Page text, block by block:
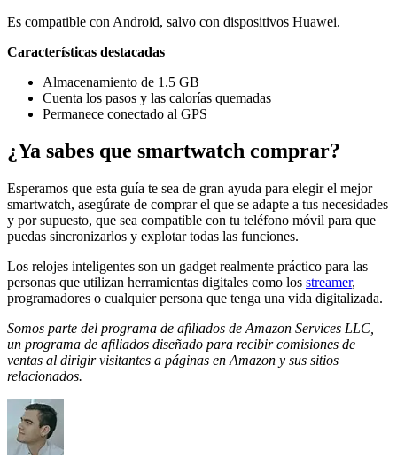
Es compatible con Android, salvo con dispositivos Huawei.
Características destacadas
Almacenamiento de 1.5 GB
Cuenta los pasos y las calorías quemadas
Permanece conectado al GPS
¿Ya sabes que smartwatch comprar?
Esperamos que esta guía te sea de gran ayuda para elegir el mejor
smartwatch, asegúrate de comprar el que se adapte a tus necesidades
y por supuesto, que sea compatible con tu teléfono móvil para que
puedas sincronizarlos y explotar todas las funciones.
Los relojes inteligentes son un gadget realmente práctico para las
personas que utilizan herramientas digitales como los streamer,
programadores o cualquier persona que tenga una vida digitalizada.
Somos parte del programa de afiliados de Amazon Services LLC,
un programa de afiliados diseñado para recibir comisiones de
ventas al dirigir visitantes a páginas en Amazon y sus sitios
relacionados.